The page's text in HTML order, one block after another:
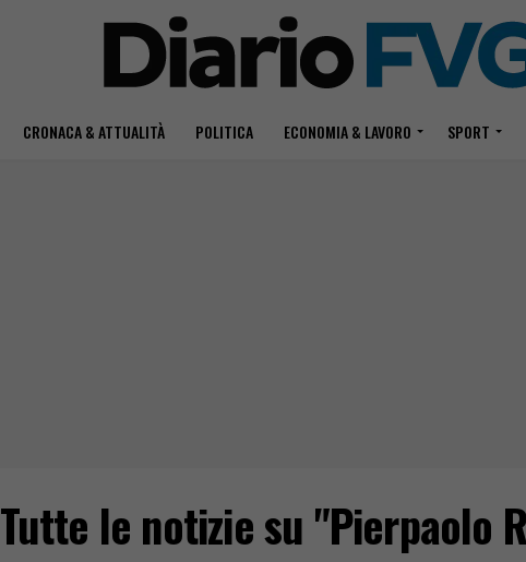
CRONACA & ATTUALITÀ POLITICA ECONOMIA & LAVORO SPORT
Tutte le notizie su "Pierpaolo